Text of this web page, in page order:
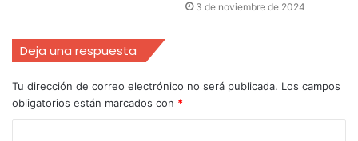
3 de noviembre de 2024
Deja una respuesta
Tu dirección de correo electrónico no será publicada. Los campos
obligatorios están marcados con *